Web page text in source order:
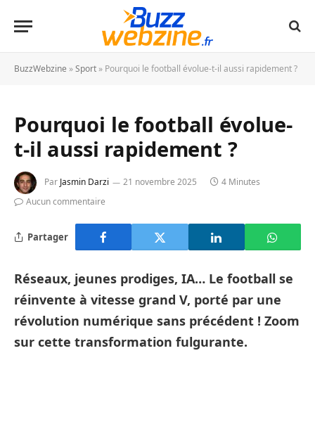
BuzzWebzine »Sport » Pourquoi le football évolue-t-il aussi rapidement ?
Pourquoi le football évolue-
t-il aussi rapidement ?
Par Jasmin Darzi 21 novembre 2025
4 Minutes
Aucun commentaire
Partager
Réseaux, jeunes prodiges, IA… Le football se
réinvente à vitesse grand V, porté par une
révolution numérique sans précédent ! Zoom
sur cette transformation fulgurante.